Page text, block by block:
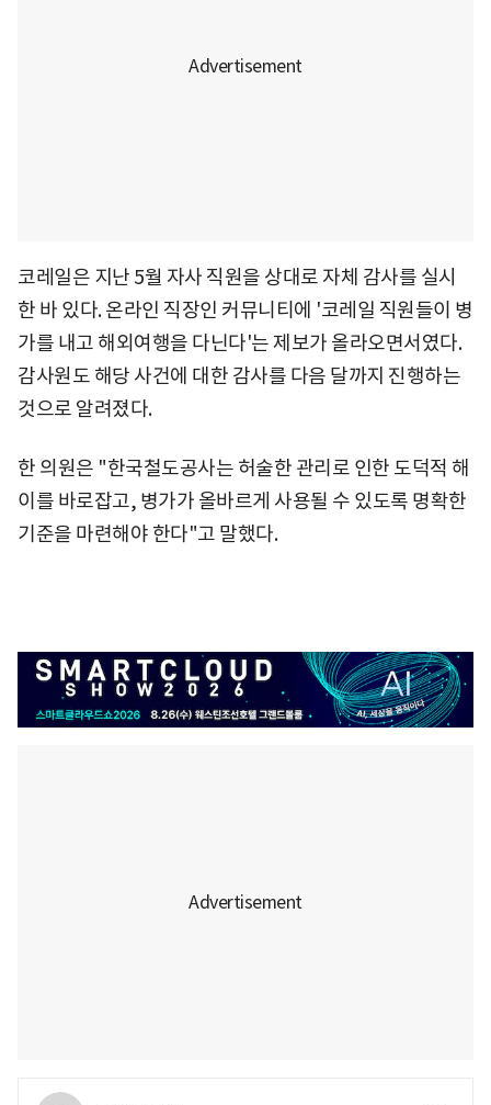
코레일은 지난 5월 자사 직원을 상대로 자체 감사를 실시
한 바 있다. 온라인 직장인 커뮤니티에 '코레일 직원들이 병
가를 내고 해외여행을 다닌다'는 제보가 올라오면서였다.
감사원도 해당 사건에 대한 감사를 다음 달까지 진행하는
것으로 알려졌다.
한 의원은 "한국철도공사는 허술한 관리로 인한 도덕적 해
이를 바로잡고, 병가가 올바르게 사용될 수 있도록 명확한
기준을 마련해야 한다"고 말했다.